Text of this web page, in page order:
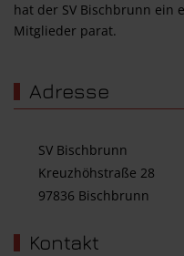
hat der SV Bischbrunn ein
Mitglieder parat.
Adresse
SV Bischbrunn
Kreuzhöhstraße 28
97836 Bischbrunn
Kontakt